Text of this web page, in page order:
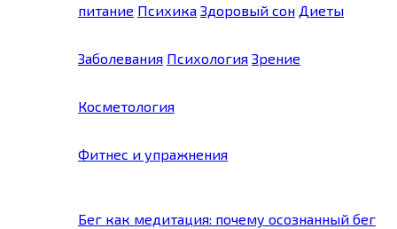
питание Психика Здоровый сон Диеты
Заболевания Психология Зрение
Косметология
Фитнес и упражнения
Бег как медитация: почему осознанный бег